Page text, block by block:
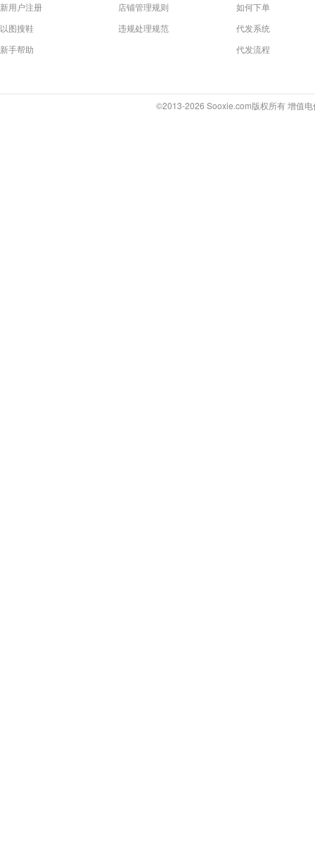
新用户注册
以图搜鞋
新手帮助
店铺管理规则
违规处理规范
如何下单
代发系统
代发流程
©2013-2026 Sooxie.com版权所有 增值